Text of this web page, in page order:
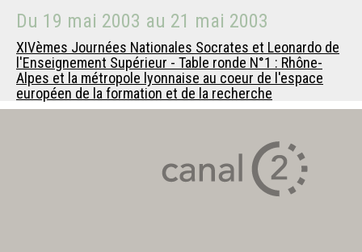
Du 19 mai 2003 au 21 mai 2003
XIVèmes Journées Nationales Socrates et Leonardo de
l'Enseignement Supérieur - Table ronde N°1 : Rhône-
Alpes et la métropole lyonnaise au coeur de l'espace
européen de la formation et de la recherche